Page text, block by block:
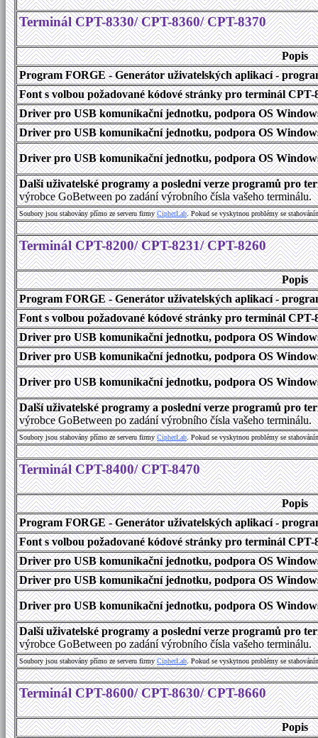
Terminál CPT-8330/ CPT-8360/ CPT-8370
Popis
Program FORGE - Generátor uživatelských aplikací -
Font s volbou požadované kódové stránky pro terminál
Driver pro USB komunikační jednotku, podpora OS
Driver pro USB komunikační jednotku, podpora OS
Driver pro USB komunikační jednotku, podpora OS
Další uživatelské programy a poslední verze programů pro
výrobce GoBetween po zadání výrobního čísla vašeho terminálu.
Soubory jsou stahovány přímo ze serveru firmyCipherLab. Pokud se vyskytnou problémy se
Terminál CPT-8200/ CPT-8231/ CPT-8260
Popis
Program FORGE - Generátor uživatelských aplikací -
Font s volbou požadované kódové stránky pro terminál
Driver pro USB komunikační jednotku, podpora OS
Driver pro USB komunikační jednotku, podpora OS
Driver pro USB komunikační jednotku, podpora OS
Další uživatelské programy a poslední verze programů pro
výrobce GoBetween po zadání výrobního čísla vašeho terminálu.
Soubory jsou stahovány přímo ze serveru firmyCipherLab. Pokud se vyskytnou problémy se
Terminál CPT-8400/ CPT-8470
Popis
Program FORGE - Generátor uživatelských aplikací -
Font s volbou požadované kódové stránky pro terminál
Driver pro USB komunikační jednotku, podpora OS
Driver pro USB komunikační jednotku, podpora OS
Driver pro USB komunikační jednotku, podpora OS
Další uživatelské programy a poslední verze programů pro
výrobce GoBetween po zadání výrobního čísla vašeho terminálu.
Soubory jsou stahovány přímo ze serveru firmyCipherLab. Pokud se vyskytnou problémy se
Terminál CPT-8600/ CPT-8630/ CPT-8660
Popis